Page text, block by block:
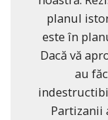
planul
este în
Dacă vă
au
Partizanii